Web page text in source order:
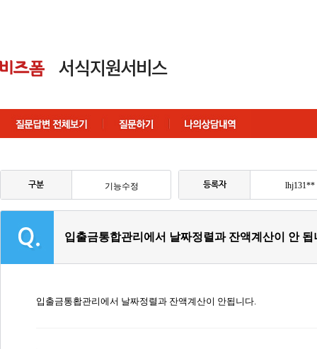
구분 기능수정 등록자 lhj131**
입출금통합관리에서 날짜정렬과 잔액계산이 안 됩
입출금통홥관리에서 날짜정렬과 잔액계산이 안됩니다.